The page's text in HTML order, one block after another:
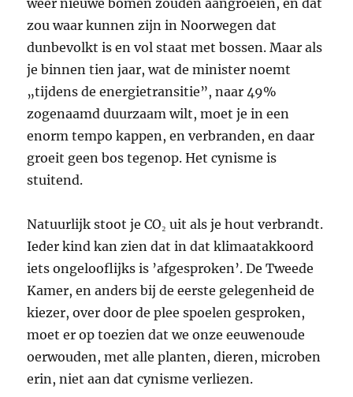
weer nieuwe bomen zouden aangroeien, en dat
zou waar kunnen zijn in Noorwegen dat
dunbevolkt is en vol staat met bossen. Maar als
je binnen tien jaar, wat de minister noemt
„tijdens de energietransitie”, naar 49%
zogenaamd duurzaam wilt, moet je in een
enorm tempo kappen, en verbranden, en daar
groeit geen bos tegenop. Het cynisme is
stuitend.
Natuurlijk stoot je CO₂ uit als je hout verbrandt.
Ieder kind kan zien dat in dat klimaatakkoord
iets ongelooflijks is ’afgesproken’. De Tweede
Kamer, en anders bij de eerste gelegenheid de
kiezer, over door de plee spoelen gesproken,
moet er op toezien dat we onze eeuwenoude
oerwouden, met alle planten, dieren, microben
erin, niet aan dat cynisme verliezen.